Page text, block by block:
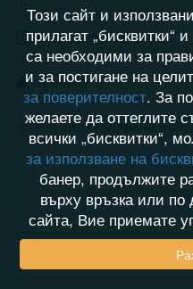
Хронология на игри
Активност
Кой видя профила на
Този сайт и
прилагат „бисквитки“
са необходими за
и за постигане на
за поверителност. За
желаете да оттеглите
всички „бисквитки“,
за използване на
банер, продължите
върху връзка или по
сайта, Вие приемате